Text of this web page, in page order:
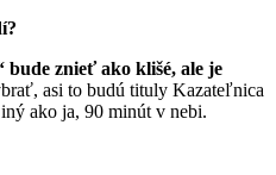
bude znieť ako klišé, ale je
asi to budú tituly Kazateľnica
ako ja, 90 minút v nebi.